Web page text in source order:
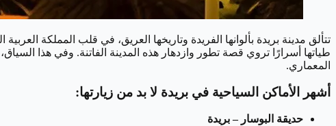
تتألق مدينة بريدة بألوانها الفريدة وتاريخها العريق، في قلب المملكة
طياتها أسرارًا تروي قصة تطور وازدهار هذه المدينة الفاتنة. وفي هذا
المعماري.
أشهر الأماكن السياحية في بريدة لا بد من زيارتها:
حديقة البوسار – بريدة